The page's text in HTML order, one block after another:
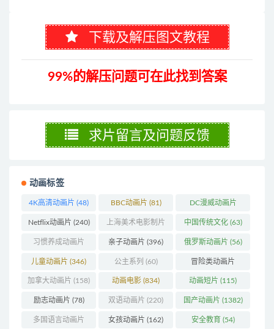
下载及解压图文教程
99%的解压问题可在此找到答案
求片留言及问题反馈
动画标签
4K高清动画片 (48) BBC动画片 (81) DC漫威动画片
(104)
Netflix动画片 (240) 上海美术电影制片
厂(126)
中国传统文化(63)
习惯养成动画片
(74)
亲子动画片 (396) 俄罗斯动画片 (56)
儿童动画片 (346) 公主系列 (60) 冒险类动画片
(1273)
加拿大动画片 (158) 动画电影 (834) 动画短片 (115)
励志动画片 (78) 双语动画片 (220) 国产动画片 (1382)
多国语言动画片 女孩动画片 (162) 安全教育 (54)